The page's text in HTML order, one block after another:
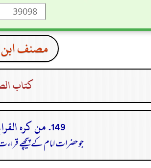
مصنف ابن
كتاب
149. من كره القراءة خلف الإمام
جو حضرات امام کے پیچھے